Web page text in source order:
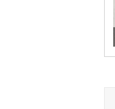
让身